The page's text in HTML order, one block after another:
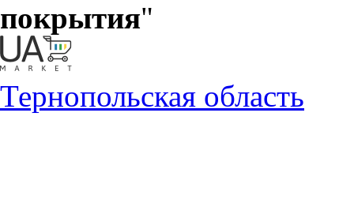
покрытия"
Тернопольская область